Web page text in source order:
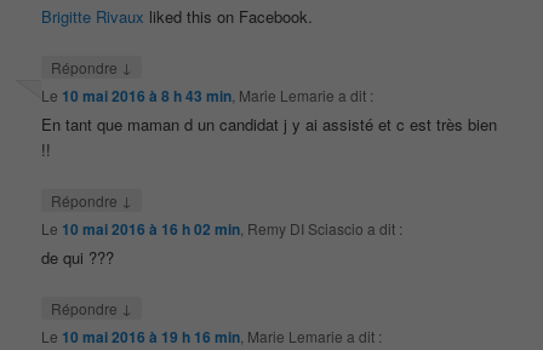
Brigitte Rivaux liked this on Facebook.
Répondre ↓
Le 10 mai 2016 à 8 h 43 min Marie Lemarie a dit :
En tant que maman d un candidat j y ai assisté et c est très bien
!!
Répondre ↓
Le 10 mai 2016 à 16 h 02 min Remy DI Sciascio a dit :
de qui ???
Répondre ↓
Le 10 mai 2016 à 19 h 16 min Marie Lemarie a dit :